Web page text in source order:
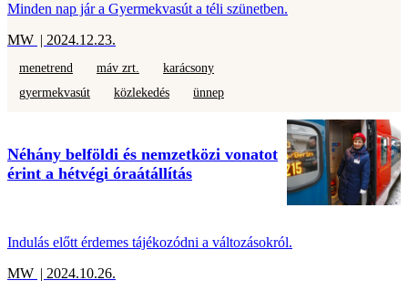
Minden nap jár a Gyermekvasút a téli szünetben.
MW | 2024.12.23.
menetrend máv zrt.
karácsony
gyermekvasút
közlekedés ünnep
Néhány belföldi és nemzetközi vonatot
érint a hétvégi óraátállítás
Indulás előtt érdemes tájékozódni a változásokról.
MW | 2024.10.26.